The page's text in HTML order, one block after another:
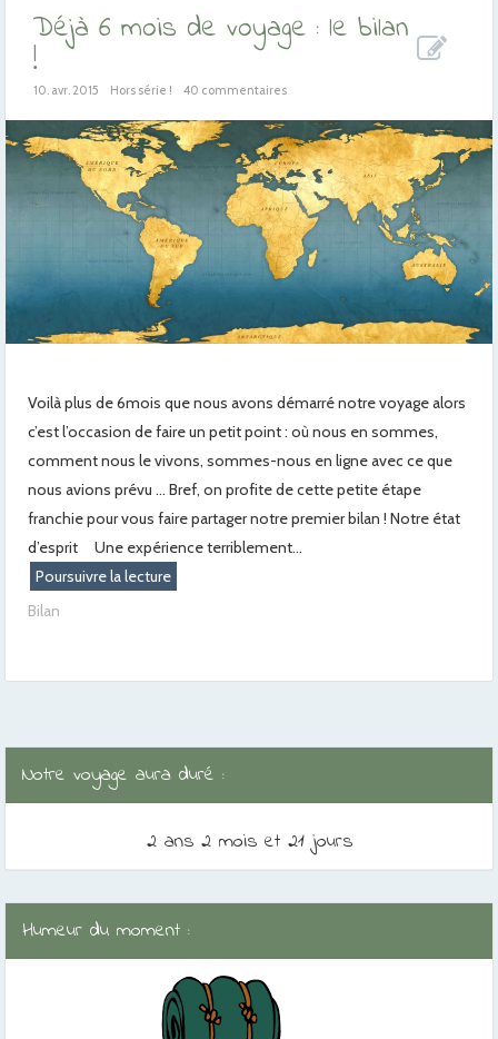
Déjà 6 mois de voyage : le bilan
!
10. avr. 2015 Hors série ! 40 commentaires
Voilà plus de 6mois que nous avons démarré notre voyage alors
c’est l’occasion de faire un petit point : où nous en sommes,
comment nous le vivons, sommes-nous en ligne avec ce que
nous avions prévu … Bref, on profite de cette petite étape
franchie pour vous faire partager notre premier bilan ! Notre état
d’esprit Une expérience terriblement...
Poursuivre la lecture
Bilan
Notre voyage aura duré :
2 ans 2 mois et 21 jours
Humeur du moment :